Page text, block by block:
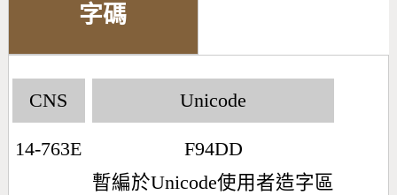
字碼
CNS
14-763E
Unicode
F94DD
暫編於Unicode使用者造字區